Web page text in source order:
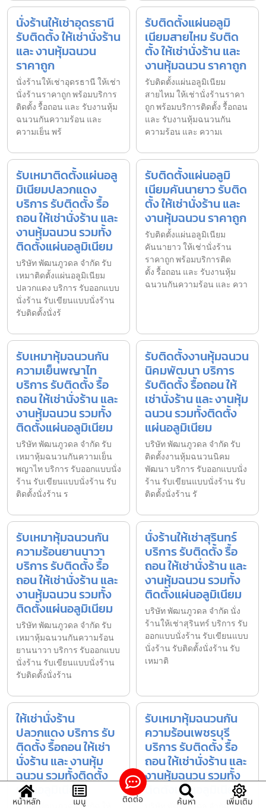
นั่งร้านให้เช่าอุดรธานี
รับติดตั้ง ให้เช่านั่งร้าน
และ งานหุ้มฉนวน
ราคาถูก
นั่งร้านให้เช่าอุดรธานี ให้เช่า
นั่งร้านราคาถูก พร้อมบริการ
ติดตั้ง รื้อถอน และ รับงานหุ้ม
ฉนวนกันความร้อน และ
ความเย็น พร้
รับติดตั้งแผ่นอลูมิ
เนียมสายไหม รับติด
ตั้ง ให้เช่านั่งร้าน และ
งานหุ้มฉนวน ราคาถูก
รับติดตั้งแผ่นอลูมิเนียม
สายไหม ให้เช่านั่งร้านราคา
ถูก พร้อมบริการติดตั้ง รื้อถอน
และ รับงานหุ้มฉนวนกัน
ความร้อน และ ความเ
รับเหมาติดตั้งแผ่นอลู
มิเนียมปลวกแดง
บริการ รับติดตั้ง รื้อ
ถอน ให้เช่านั่งร้าน และ
งานหุ้มฉนวน รวมทั้ง
ติดตั้งแผ่นอลูมิเนียม
บริษัท พัฒนภูวดล จำกัด รับ
เหมาติดตั้งแผ่นอลูมิเนียม
ปลวกแดง บริการ รับออกแบบ
นั่งร้าน รับเขียนแบบนั่งร้าน
รับติดตั้งนั่งร้
รับติดตั้งแผ่นอลูมิ
เนียมคันนายาว รับติด
ตั้ง ให้เช่านั่งร้าน และ
งานหุ้มฉนวน ราคาถูก
รับติดตั้งแผ่นอลูมิเนียม
คันนายาว ให้เช่านั่งร้าน
ราคาถูก พร้อมบริการติด
ตั้ง รื้อถอน และ รับงานหุ้ม
ฉนวนกันความร้อน และ ควา
รับเหมาหุ้มฉนวนกัน
ความเย็นพญาไท
บริการ รับติดตั้ง รื้อ
ถอน ให้เช่านั่งร้าน และ
งานหุ้มฉนวน รวมทั้ง
ติดตั้งแผ่นอลูมิเนียม
บริษัท พัฒนภูวดล จำกัด รับ
เหมาหุ้มฉนวนกันความเย็น
พญาไท บริการ รับออกแบบนั่ง
ร้าน รับเขียนแบบนั่งร้าน รับ
ติดตั้งนั่งร้าน ร
รับติดตั้งงานหุ้มฉนวน
นิคมพัฒนา บริการ
รับติดตั้ง รื้อถอน ให้
เช่านั่งร้าน และ งานหุ้ม
ฉนวน รวมทั้งติดตั้ง
แผ่นอลูมิเนียม
บริษัท พัฒนภูวดล จำกัด รับ
ติดตั้งงานหุ้มฉนวนนิคม
พัฒนา บริการ รับออกแบบนั่ง
ร้าน รับเขียนแบบนั่งร้าน รับ
ติดตั้งนั่งร้าน รั
รับเหมาหุ้มฉนวนกัน
ความร้อนยานนาวา
บริการ รับติดตั้ง รื้อ
ถอน ให้เช่านั่งร้าน และ
งานหุ้มฉนวน รวมทั้ง
ติดตั้งแผ่นอลูมิเนียม
บริษัท พัฒนภูวดล จำกัด รับ
เหมาหุ้มฉนวนกันความร้อน
ยานนาวา บริการ รับออกแบบ
นั่งร้าน รับเขียนแบบนั่งร้าน
รับติดตั้งนั่งร้าน
นั่งร้านให้เช่าสุรินทร์
บริการ รับติดตั้ง รื้อ
ถอน ให้เช่านั่งร้าน และ
งานหุ้มฉนวน รวมทั้ง
ติดตั้งแผ่นอลูมิเนียม
บริษัท พัฒนภูวดล จำกัด นั่ง
ร้านให้เช่าสุรินทร์ บริการ รับ
ออกแบบนั่งร้าน รับเขียนแบบ
นั่งร้าน รับติดตั้งนั่งร้าน รับ
เหมาติ
ให้เช่านั่งร้าน
ปลวกแดง บริการ รับ
ติดตั้ง รื้อถอน ให้เช่า
นั่งร้าน และ งานหุ้ม
ฉนวน รวมทั้งติดตั้ง
แผ่นอลูมิเนียม
รับเหมาหุ้มฉนวนกัน
ความร้อนเพชรบุรี
บริการ รับติดตั้ง รื้อ
ถอน ให้เช่านั่งร้าน และ
งานหุ้มฉนวน รวมทั้ง
ติดตั้งแผ่นอลูมิเนียม
หน้าหลัก เมนู ติดต่อ ค้นหา เพิ่มเติม